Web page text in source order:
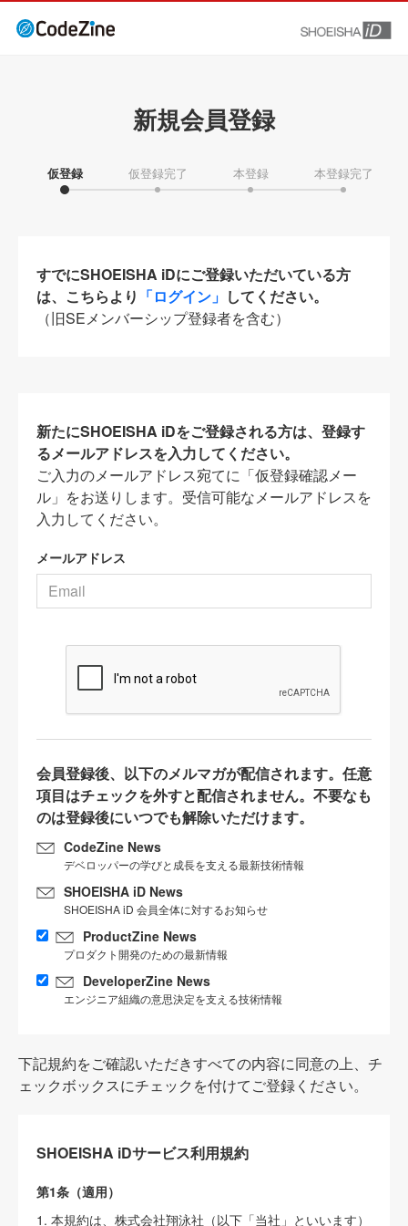
新規会員登録
仮登録 仮登録完了 本登録 本登録完了
すでにSHOEISHA iDにご登録いただいている方
は、こちらより 「ログイン」 してください。
（旧SEメンバーシップ登録者を含む）
新たにSHOEISHA iDをご登録される方は、登録す
るメールアドレスを入力してください。
ご入力のメールアドレス宛てに「仮登録確認メー
ル」をお送りします。受信可能なメールアドレスを
入力してください。
メールアドレス
会員登録後、以下のメルマガが配信されます。任意
項目はチェックを外すと配信されません。不要なも
のは登録後にいつでも解除いただけます。
CodeZine News
デベロッパーの学びと成長を支える最新技術情報
SHOEISHA iD News
SHOEISHA iD 会員全体に対するお知らせ
ProductZine News
プロダクト開発のための最新情報
DeveloperZine News
エンジニア組織の意思決定を支える技術情報
下記規約をご確認いただきすべての内容に同意の上、チ
ェックボックスにチェックを付けてご登録ください。
SHOEISHA iDサービス利用規約
第1条（適用）
1. 本規約は、株式会社翔泳社（以下「当社」といいます）